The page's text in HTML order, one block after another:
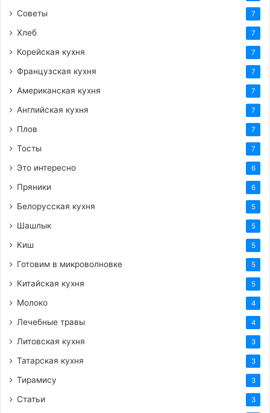
Советы 7
Хлеб 7
Корейская кухня 7
Французская кухня 7
Американская кухня 7
Английская кухня 7
Плов 7
Тосты 7
Это интересно 6
Пряники 6
Белорусская кухня 5
Шашлык 5
Киш 5
Готовим в микроволновке 5
Китайская кухня 5
Молоко 4
Лечебные травы 4
Литовская кухня 3
Татарская кухня 3
Тирамису 3
Статьи 3